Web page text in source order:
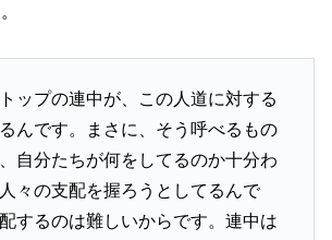
ップの連中が、この人道に対する
んです。まさに、そう呼べるもの
自分たちが何をしてるのか十分わ
々の支配を握ろうとしてるんで
するのは難しいからです。連中は